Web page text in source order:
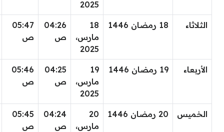
2025
الثلاثاء 18 رمضان 1446
18
مارس،
2025
04:26
ص
05:47
ص
الأربعاء 19 رمضان 1446
19
مارس،
2025
04:25
ص
05:46
ص
الخميس 20 رمضان 1446
20
مارس،
04:24
ص
05:45
ص